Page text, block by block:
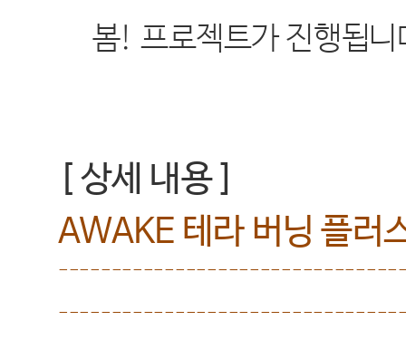
봄!프로젝트가 진행됩니
상세 내용]
AWAKE 테라 버닝 플러